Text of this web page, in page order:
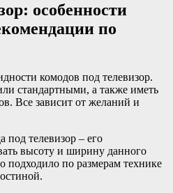
особенности
по
комодов под телевизор.
стандартными, а также иметь
Все зависит от желаний и
под телевизор – его
высоту и ширину данного
подходило по размерам технике